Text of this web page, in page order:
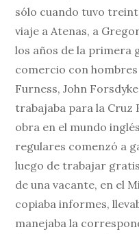
sólo cuando tuvo
viaje a Atenas, a
los años de la primera
comercio con
Furness, John
trabajaba para la Cruz
obra en el mundo
regulares comenzó a
luego de trabajar
de una vacante, en el
copiaba informes,
manejaba la